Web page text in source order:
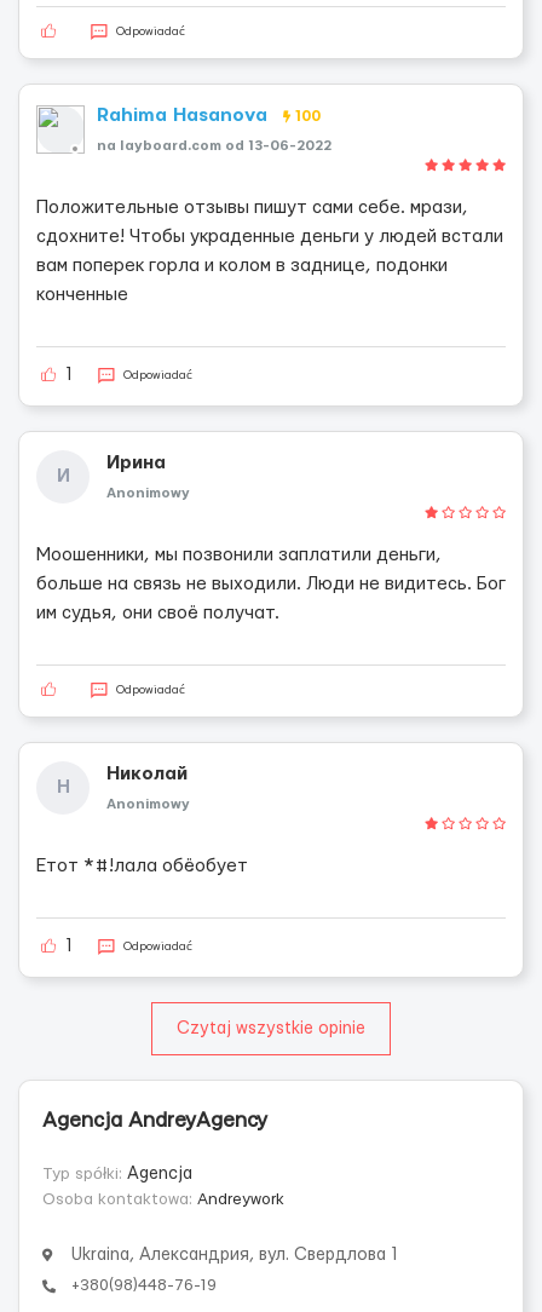
Odpowiadać
Rahima Hasanova 100
na layboard.com od 13-06-2022
Положительные отзывы пишут сами себе. мрази,
сдохните! Чтобы украденные деньги у людей встали
вам поперек горла и колом в заднице, подонки
конченные
Odpowiadać
И
Ирина
Anonimowy
Моошенники, мы позвонили заплатили деньги,
больше на связь не выходили. Люди не видитесь. Бог
им судья, они своё получат.
Odpowiadać
Н
Николай
Anonimowy
Етот *#!лала обёобует
Odpowiadać
Czytaj wszystkie opinie
Agencja AndreyAgency
Typ spółki: Agencja
Osoba kontaktowa: Andreywork
Ukraina, Александрия, вул. Свердлова 1
+380(98)448-76-19